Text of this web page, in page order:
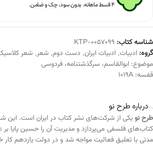
۴ قسط ماهانه. بدون سود، چک و ضامن.
شناسه کتاب: KTP-0057099
گروه: ادبیات, ادبیات ایران, دست دوم, شعر, شعر
موضوع: ابوالقاسم، سرگذشتنامه، فردوسی
قفسه: 1019A
درباره طرح نو
طرح نویکی از شرکت‌های نشر کتاب در ایران است. این
کتاب‌های فلسفی می‌پردازد و مدیریت آن را حسین پایا
مدتی با تعلیق فعالیت مواجه شد و در دولت یازدهم کار